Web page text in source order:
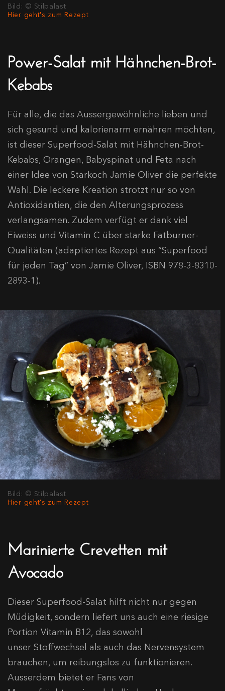
Bild: © Stilpalast
Hier geht's zum Rezept
Power-Salat mit Hähnchen-Brot-
Kebabs
Für alle, die das Aussergewöhnliche lieben und
sich gesund und kalorienarm ernähren möchten,
ist dieser Superfood-Salat mit Hähnchen-Brot-
Kebabs, Orangen, Babyspinat und Feta nach
einer Idee von Starkoch Jamie Oliver die perfekte
Wahl. Die leckere Kreation strotzt nur so von
Antioxidantien, die den Alterungsprozess
verlangsamen. Zudem verfügt er dank viel
Eiweiss und Vitamin C über starke Fatburner-
Qualitäten (adaptiertes Rezept aus “Superfood
für jeden Tag” von Jamie Oliver, ISBN 978-3-8310-
2893-1).
Bild: © Stilpalast
Hier geht's zum Rezept
Marinierte Crevetten mit
Avocado
Dieser Superfood-Salat hilft nicht nur gegen
Müdigkeit, sondern liefert uns auch eine riesige
Portion Vitamin B12, das sowohl
unser Stoffwechsel als auch das Nervensystem
brauchen, um reibungslos zu funktionieren.
Ausserdem bietet er Fans von